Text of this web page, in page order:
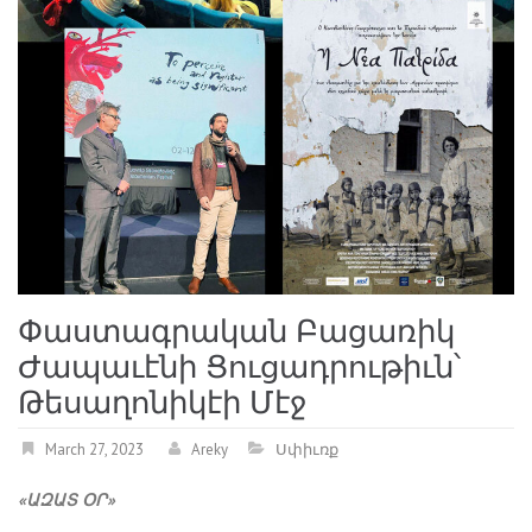
­Փաս­տագ­րա­կան Բա­ցա­ռիկ
Ժա­պա­ւէ­նի Ցու­ցադ­րու­թիւն՝
Թե­սա­ղո­նի­կէի Մէջ
March 27, 2023 Areky Սփիւռք
«ԱԶԱՏ ՕՐ»